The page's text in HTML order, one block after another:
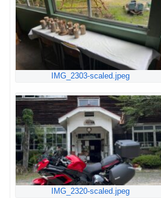
IMG_2303-scaled.jpeg
IMG_2320-scaled.jpeg